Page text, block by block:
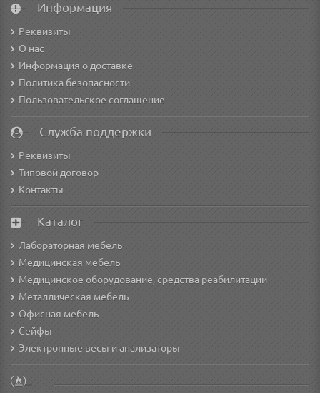
Информация
Реквизиты
О нас
Информация о доставке
Политика безопасности
Пользовательское соглашение
Служба поддержки
Реквизиты
Типовой договор
Контакты
Каталог
Лабораторная мебель
Медицинская мебель
Медицинское оборудование, средства реабилитации
Металлическая мебель
Офисная мебель
Сейфы
Электронные весы и анализаторы